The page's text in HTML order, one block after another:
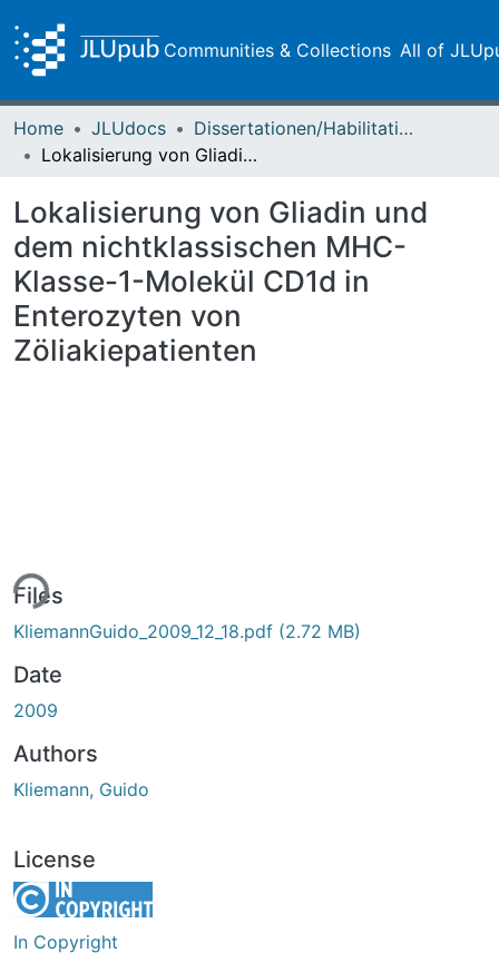
Communities & Collections All of
Home JLUdocs
Dissertationen/Habilitationen
Lokalisierung von Gliadin und dem nichtklassischen MHC-Klasse-1-Molekül CD1d in Enterozyten von Zöliakiepatienten
Lokalisierung von Gliadin und
dem nichtklassischen MHC-
Klasse-1-Molekül CD1d in
Enterozyten von
Zöliakiepatienten
Files
KliemannGuido_2009_12_18.pdf (2.72 MB)
Date
2009
Authors
Kliemann, Guido
License
In Copyright